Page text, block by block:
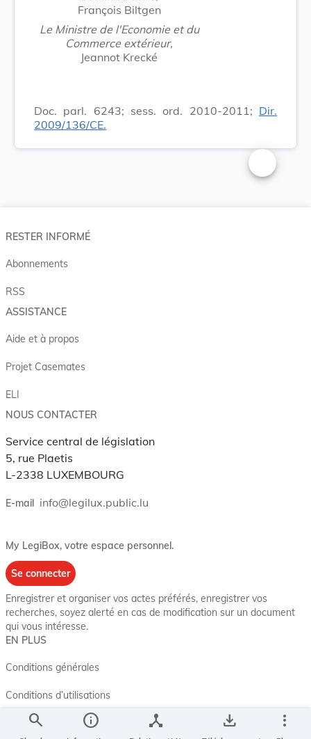
François Biltgen
Le Ministre de l'Economie et du
Commerce extérieur,
Jeannot Krecké
Doc. parl. 6243; sess. ord. 2010-2011; Dir.
2009/136/CE.
Changer la
search info device_hub save_alt more_vert
RESTER INFORMÉ
Abonnements
RSS
ASSISTANCE
Aide et à propos
Projet Casemates
ELI
NOUS CONTACTER
Service central de législation
5, rue Plaetis
L-2338 LUXEMBOURG
E-mail info@legilux.public.lu
My LegiBox, votre espace personnel.
Se connecter
Enregistrer et organiser vos actes préférés, enregistrer vos
recherches, soyez alerté en cas de modification sur un document
qui vous intéresse.
EN PLUS
Conditions générales
Conditions d’utilisations
Accessibilité